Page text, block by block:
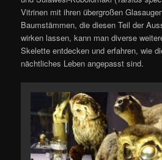
Vitrinen mit ihren übergroßen
Baumstämmen, die diesen Teil der
wirken lassen, kann man diverse
Skelette entdecken und erfahren, wie
nächtliches Leben angepasst sind.